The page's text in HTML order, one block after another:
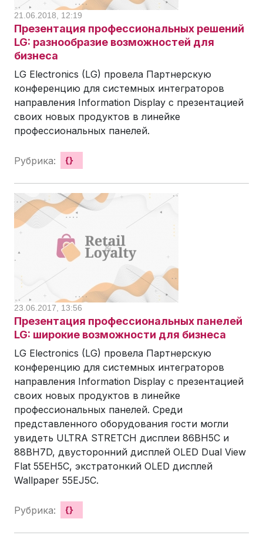
21.06.2018, 12:19
Презентация профессиональных решений
LG: разнообразие возможностей для
бизнеса
LG Electronics (LG) провела Партнерскую
конференцию для системных интеграторов
направления Information Display с презентацией
своих новых продуктов в линейке
профессиональных панелей.
Рубрика: {}
23.06.2017, 13:56
Презентация профессиональных панелей
LG: широкие возможности для бизнеса
LG Electronics (LG) провела Партнерскую
конференцию для системных интеграторов
направления Information Display с презентацией
своих новых продуктов в линейке
профессиональных панелей. Среди
представленного оборудования гости могли
увидеть ULTRA STRETCH дисплеи 86BH5C и
88BH7D, двусторонний дисплей OLED Dual View
Flat 55EH5C, экстратонкий OLED дисплей
Wallpaper 55EJ5C.
Рубрика: {}